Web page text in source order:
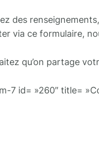
des
via ce formulaire,
qu’on partage
7 id= »260″ title=